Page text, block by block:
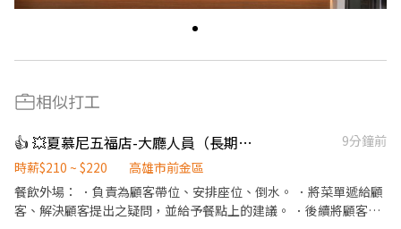
相似打工
👍 💥夏慕尼五福店-大廳人員（長期）/廚藝人員（長期）
9分鐘前
時薪$210 ~ $220
高雄市前金區
餐飲外場： ．負責為顧客帶位、安排座位、倒水。 ．將菜單遞給顧
客、解決顧客提出之疑問，並給予餐點上的建議。 ．後續將顧客點